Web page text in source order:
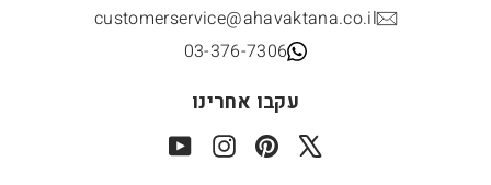
customerservice@ahavaktana.co.il
03-376-7306
עקבו אחרינו
X
Pinterest
Instagram
YouTube